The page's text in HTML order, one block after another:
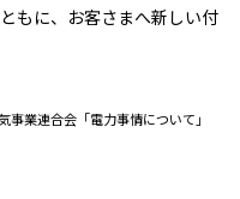
もに、お客さまへ新しい付
業連合会「電力事情について」